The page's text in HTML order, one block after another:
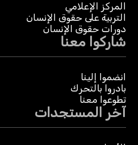
المركز الإعلامي
التربية على حقوق الإنسان
دورات حقوق الإنسان
شاركوا معنا
انضموا إلينا
بادروا بالتحرك
تطوعوا معنا
آخر المستجدات